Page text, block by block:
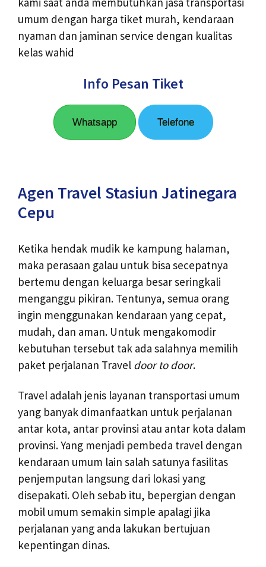
umum dengan harga tiket murah, kendaraan
nyaman dan jaminan service dengan kualitas
kelas wahid
Info Pesan Tiket
Whatsapp Telefone
Agen Travel Stasiun Jatinegara
Cepu
Ketika hendak mudik ke kampung halaman,
maka perasaan galau untuk bisa secepatnya
bertemu dengan keluarga besar seringkali
menganggu pikiran. Tentunya, semua orang
ingin menggunakan kendaraan yang cepat,
mudah, dan aman. Untuk mengakomodir
kebutuhan tersebut tak ada salahnya memilih
paket perjalanan Travel door to door.
Travel adalah jenis layanan transportasi umum
yang banyak dimanfaatkan untuk perjalanan
antar kota, antar provinsi atau antar kota dalam
provinsi. Yang menjadi pembeda travel dengan
kendaraan umum lain salah satunya fasilitas
penjemputan langsung dari lokasi yang
disepakati. Oleh sebab itu, bepergian dengan
mobil umum semakin simple apalagi jika
perjalanan yang anda lakukan bertujuan
kepentingan dinas.